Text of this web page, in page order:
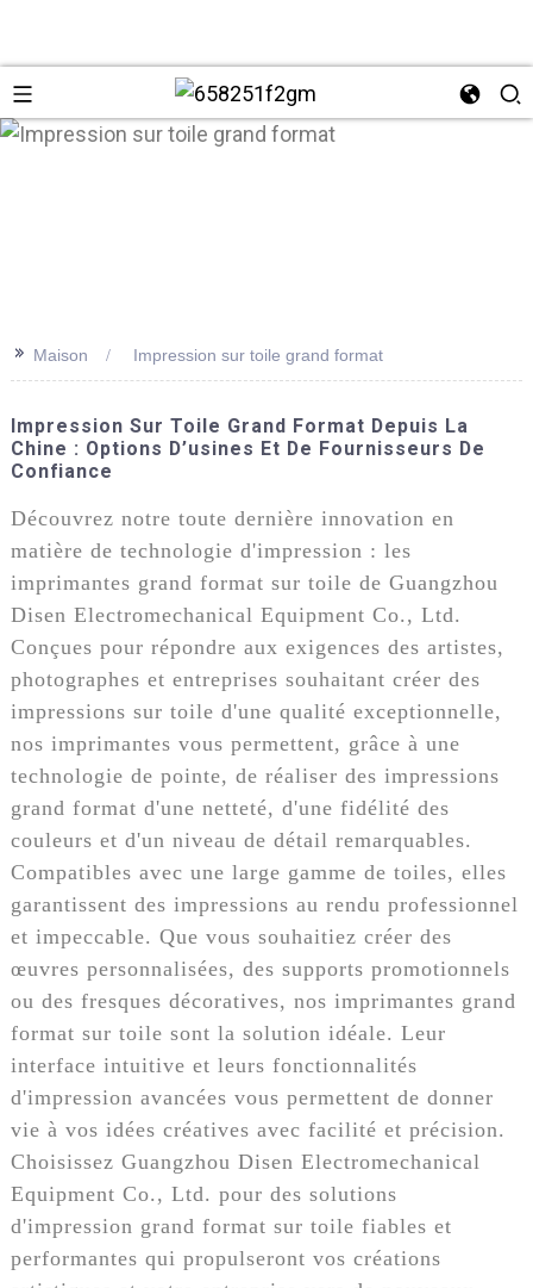
>> Maison Impression sur toile grand format
Impression Sur Toile Grand Format Depuis La
Chine : Options D’usines Et De Fournisseurs De
Confiance
Découvrez notre toute dernière innovation en
matière de technologie d'impression : les
imprimantes grand format sur toile de Guangzhou
Disen Electromechanical Equipment Co., Ltd.
Conçues pour répondre aux exigences des artistes,
photographes et entreprises souhaitant créer des
impressions sur toile d'une qualité exceptionnelle,
nos imprimantes vous permettent, grâce à une
technologie de pointe, de réaliser des impressions
grand format d'une netteté, d'une fidélité des
couleurs et d'un niveau de détail remarquables.
Compatibles avec une large gamme de toiles, elles
garantissent des impressions au rendu professionnel
et impeccable. Que vous souhaitiez créer des
œuvres personnalisées, des supports promotionnels
ou des fresques décoratives, nos imprimantes grand
format sur toile sont la solution idéale. Leur
interface intuitive et leurs fonctionnalités
d'impression avancées vous permettent de donner
vie à vos idées créatives avec facilité et précision.
Choisissez Guangzhou Disen Electromechanical
Equipment Co., Ltd. pour des solutions
d'impression grand format sur toile fiables et
performantes qui propulseront vos créations